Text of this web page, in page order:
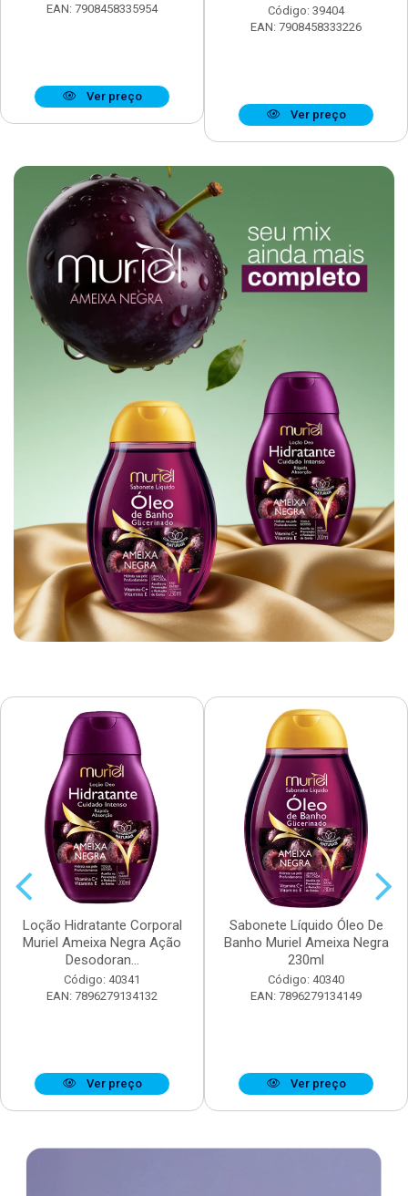
EAN: 7908458335954
Ver preço
Código: 39404
EAN: 7908458333226
Ver preço
Loção Hidratante Corporal
Muriel Ameixa Negra Ação
Desodoran...
Código: 40341
EAN: 7896279134132
Ver preço
Sabonete Líquido Óleo De
Banho Muriel Ameixa Negra
230ml
Código: 40340
EAN: 7896279134149
Ver preço